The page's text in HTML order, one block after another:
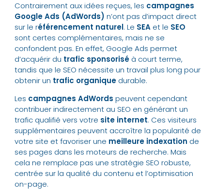
Contrairement aux idées reçues, les campagnes
Google Ads (AdWords) n’ont pas d’impact direct
sur le référencement naturel. Le SEA et le SEO
sont certes complémentaires, mais ne se
confondent pas. En effet, Google Ads permet
d’acquérir du trafic sponsorisé à court terme,
tandis que le SEO nécessite un travail plus long pour
obtenir un trafic organique durable.
Les campagnes AdWords peuvent cependant
contribuer indirectement au SEO en générant un
trafic qualifié vers votre site internet. Ces visiteurs
supplémentaires peuvent accroître la popularité de
votre site et favoriser une meilleure indexation de
ses pages dans les moteurs de recherche. Mais
cela ne remplace pas une stratégie SEO robuste,
centrée sur la qualité du contenu et l’optimisation
on-page.